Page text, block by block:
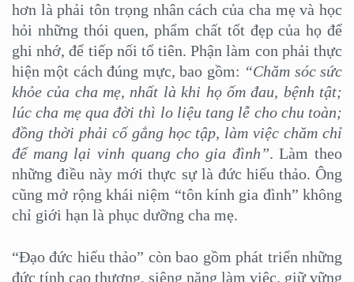
hơn là phải tôn trọng nhân cách của cha mẹ và học
hỏi những thói quen, phẩm chất tốt đẹp của họ để
ghi nhớ, để tiếp nối tổ tiên. Phận làm con phải thực
hiện một cách đúng mực, bao gồm: “Chăm sóc sức
khỏe của cha mẹ, nhất là khi họ ốm đau, bệnh tật;
lúc cha mẹ qua đời thì lo liệu tang lễ cho chu toàn;
đồng thời phải cố gắng học tập, làm việc chăm chỉ
để mang lại vinh quang cho gia đình”. Làm theo
những điều này mới thực sự là đức hiếu thảo. Ông
cũng mở rộng khái niệm “tôn kính gia đình” không
chỉ giới hạn là phục dưỡng cha mẹ.
“Đạo đức hiếu thảo” còn bao gồm phát triển những
đức tính cao thượng, siêng năng làm việc, giữ vững